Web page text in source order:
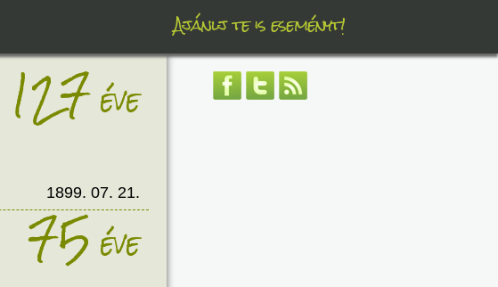
Ajánlj te is eseményt!
127éve
1899. 07. 21.
75éve